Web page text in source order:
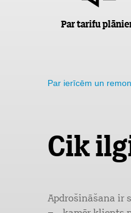
Par tarifu
Par ierīcēm un
Cik
Apdrošināšana ir